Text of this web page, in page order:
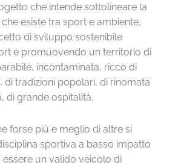
che intende sottolineare la
esiste tra sport e ambiente,
di sviluppo sostenibile
e promuovendo un territorio di
incontaminata, ricco di
di tradizioni popolari, di rinomata
di grande ospitalità.
forse più e meglio di altre si
sportiva a basso impatto
un valido veicolo di